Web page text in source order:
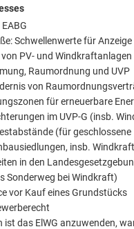
Schwellenwerte für Anzeige
PV- und Windkraftanlagen
Raumordnung und UVP
von
für erneuerbare
im UVP-G (insb.
(für geschlossene
insb.
in den
Sonderweg bei Windkraft)
vor Kauf eines Grundstücks
ist das ElWG anzuwenden,